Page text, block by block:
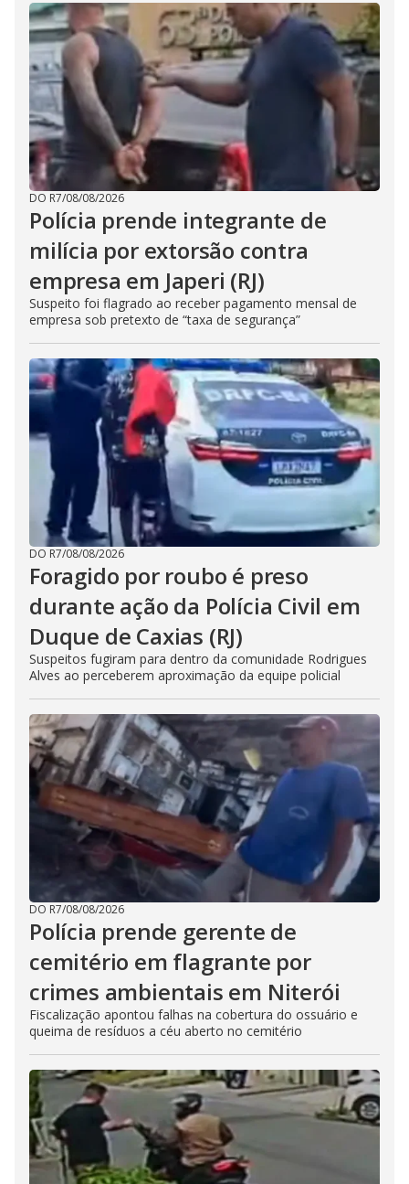
DO R7/08/08/2026
Polícia prende integrante de
milícia por extorsão contra
empresa em Japeri (RJ)
Suspeito foi flagrado ao receber pagamento mensal de
empresa sob pretexto de “taxa de segurança”
DO R7/08/08/2026
Foragido por roubo é preso
durante ação da Polícia Civil em
Duque de Caxias (RJ)
Suspeitos fugiram para dentro da comunidade Rodrigues
Alves ao perceberem aproximação da equipe policial
DO R7/08/08/2026
Polícia prende gerente de
cemitério em flagrante por
crimes ambientais em Niterói
Fiscalização apontou falhas na cobertura do ossuário e
queima de resíduos a céu aberto no cemitério